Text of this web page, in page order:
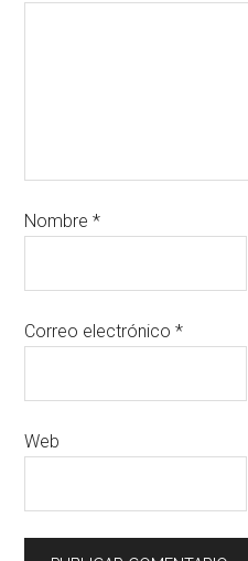
Nombre*
Correo electrónico*
Web